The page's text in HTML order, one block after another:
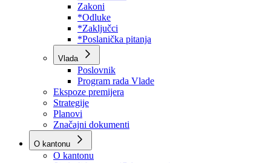
Poslovnik
Program rada Skupštine
Budžet 2026
Zakoni
*Odluke
*Zaključci
*Poslanička pitanja
Vlada
Poslovnik
Program rada Vlade
Ekspoze premijera
Strategije
Planovi
Značajni dokumenti